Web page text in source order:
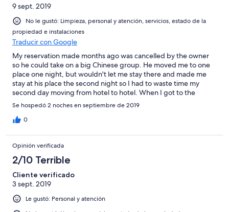
9 sept. 2019
No le gustó: Limpieza, personal y atención, servicios, estado de la
propiedad e instalaciones
Traducir con Google
My reservation made months ago was cancelled by the owner
so he could take on a big Chinese group. He moved me to one
place one night, but wouldn't let me stay there and made me
stay at his place the second night so I had to waste time my
second day moving from hotel to hotel. When I got to the
Puatakanave, there was dirty soap with pubic hair in the shower,
as well as roaches and beetles in the room. it had not been
cleaned, as there were used towels and blood on the sheets.
Se hospedó 2 noches en septiembre de 2019
0
Opinión verificada
2/10 Terrible
Cliente verificado
3 sept. 2019
Le gustó: Personal y atención